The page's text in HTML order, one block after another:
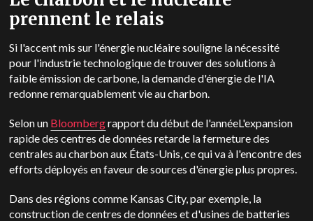
prennent le relais
Si l'accent mis sur l'énergie nucléaire souligne la nécessité
pour l'industrie technologique de trouver des solutions à
faible émission de carbone, la demande d'énergie de l'IA
redonne remarquablement vie au charbon.
Selon un Bloombergrapport du début de l'annéeL'expansion
rapide des centres de données retarde la fermeture des
centrales au charbon aux États-Unis, ce qui va à l'encontre des
efforts déployés en faveur de sources d'énergie plus propres.
Dans des régions comme Kansas City, par exemple, la
construction de centres de données et d'usines de batteries